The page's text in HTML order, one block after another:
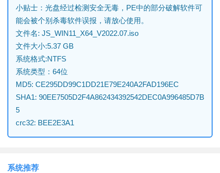
小贴士：光盘经过检测安全无毒，PE中的部分破解软件可
能会被个别杀毒软件误报，请放心使用。
文件名: JS_WIN11_X64_V2022.07.iso
文件大小:5.37 GB
系统格式:NTFS
系统类型：64位
MD5: CE295DD99C1DD21E79E240A2FAD196EC
SHA1: 90EE7505D2F4A862434392542DEC0A996485D7B
5
crc32: BEE2E3A1
系统推荐